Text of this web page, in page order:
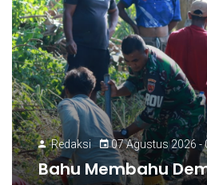
Redaksi 07 Agustus 2026 -
Bahu Membahu